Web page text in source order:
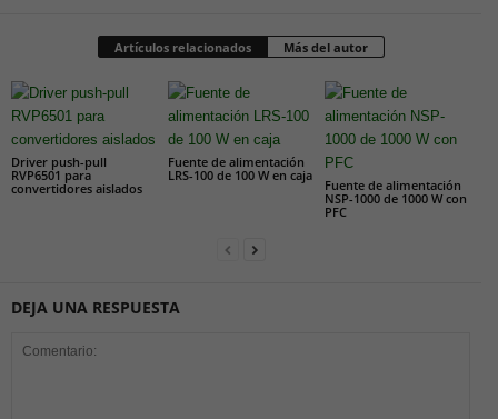
Artículos relacionados Más del autor
Driver push-pull
RVP6501 para
convertidores aislados
Fuente de alimentación
LRS-100 de 100 W en caja
Fuente de alimentación
NSP-1000 de 1000 W con
PFC
DEJA UNA RESPUESTA